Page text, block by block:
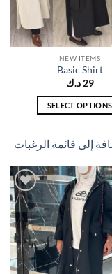
NEW ITEMS
Basic Shirt
29 د.ك
SELECT OPTIONS
من
الأشكال
المختلفة
لهذا
المنتج.
يمكن
اختيار
الخيارات
على
إلى قائمة الرغبات
إضافة
إلى
قائمة
الرغبات